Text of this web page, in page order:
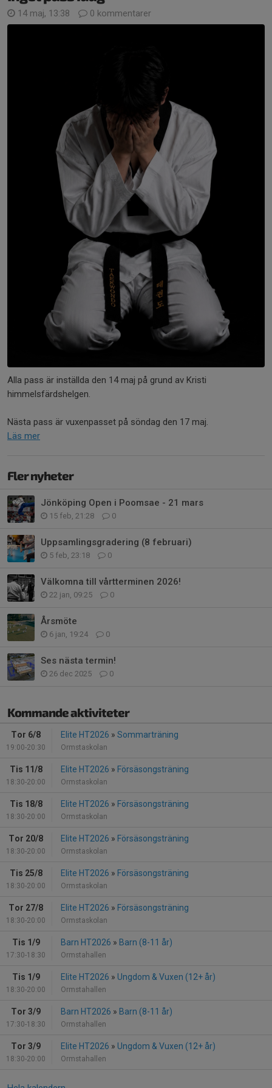
14 maj, 13:38 0 kommentarer
Alla pass är inställda den 14 maj på grund av Kristi
himmelsfärdshelgen.
Nästa pass är vuxenpasset på söndag den 17 maj.
Läs mer
Fler nyheter
Jönköping Open i Poomsae - 21 mars
15 feb, 21:28 0
Uppsamlingsgradering (8 februari)
5 feb, 23:18 0
Välkomna till vårtterminen 2026!
22 jan, 09:25 0
Årsmöte
6 jan, 19:24 0
Ses nästa termin!
26 dec 2025 0
Kommande aktiviteter
Tor 6/8
19:00-20:30
Elite HT2026 » Sommarträning
Ormstaskolan
Tis 11/8
18:30-20:00
Elite HT2026 » Försäsongsträning
Ormstaskolan
Tis 18/8
18:30-20:00
Elite HT2026 » Försäsongsträning
Ormstaskolan
Tor 20/8
18:30-20:00
Elite HT2026 » Försäsongsträning
Ormstaskolan
Tis 25/8
18:30-20:00
Elite HT2026 » Försäsongsträning
Ormstaskolan
Tor 27/8
18:30-20:00
Elite HT2026 » Försäsongsträning
Ormstaskolan
Tis 1/9
17:30-18:30
Barn HT2026 » Barn (8-11 år)
Ormstahallen
Tis 1/9
18:30-20:00
Elite HT2026 » Ungdom & Vuxen (12+ år)
Ormstahallen
Tor 3/9
17:30-18:30
Barn HT2026 » Barn (8-11 år)
Ormstahallen
Tor 3/9
18:30-20:00
Elite HT2026 » Ungdom & Vuxen (12+ år)
Ormstahallen